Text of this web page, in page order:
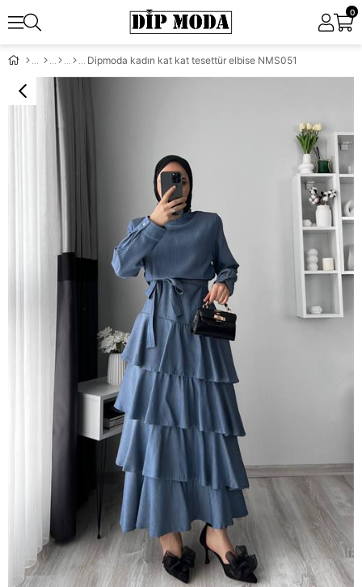
0
Dipmoda kadın kat kat tesettür elbise NMS051